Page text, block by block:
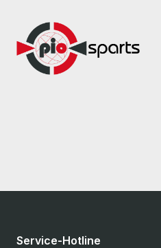
Service-Hotline